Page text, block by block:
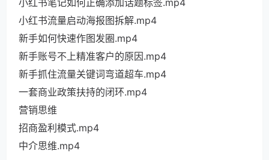
小红书流量启动海报图拆解.mp4
新手如何快速作图发圈.mp4
新手账号不上精准客户的原因.mp4
新手抓住流量关键词弯道超车.mp4
一套商业政策扶持的闭环.mp4
营销思维
招商盈利模式.mp4
中介思维.mp4